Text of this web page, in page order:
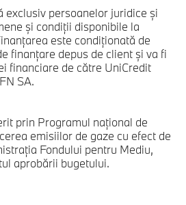
exclusiv persoanelor juridice și
și condiții disponibile la
este condiționată de
finanțare depus de client și va fi
financiare de către UniCredit
SA.
prin Programul național de
emisiilor de gaze cu efect de
Fondului pentru Mediu,
aprobării bugetului.